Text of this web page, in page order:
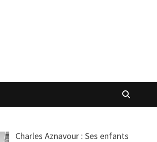
Charles Aznavour : Ses enfants